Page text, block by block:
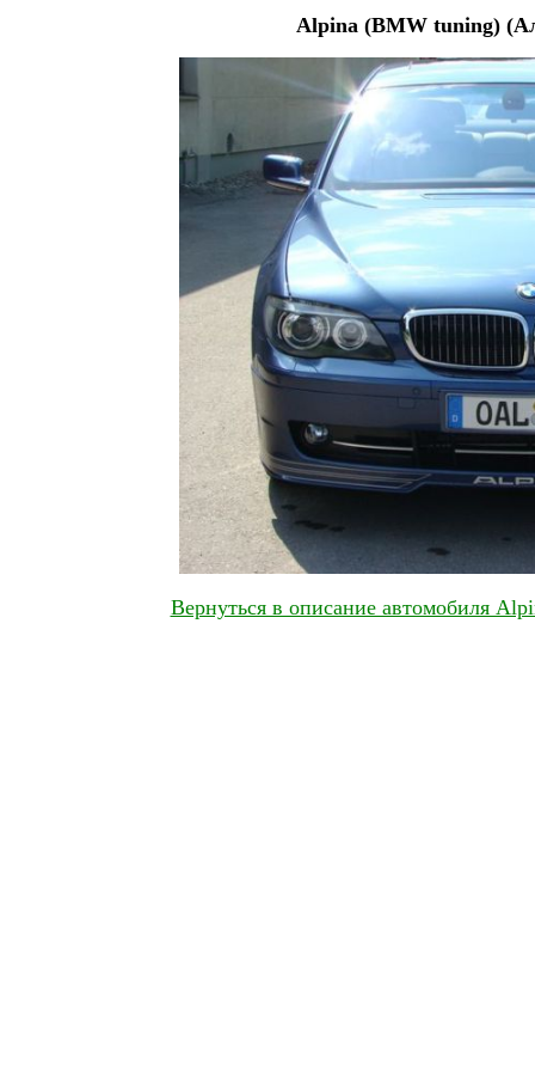
Alpina (BMW tuning)
Вернуться в описание автомобиля